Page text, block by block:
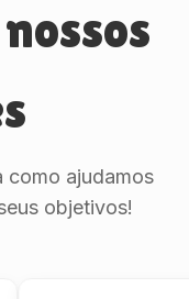
como ajudamos
objetivos!